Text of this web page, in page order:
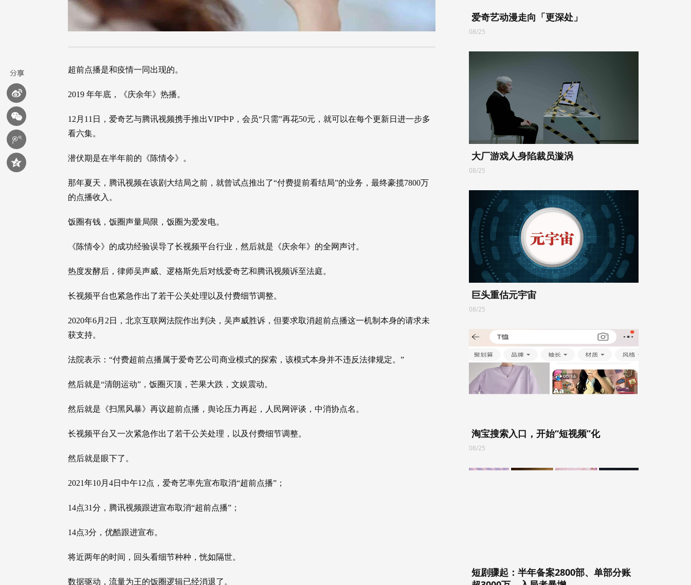
超前点播是和疫情一同出现的。
2019 年年底，《庆余年》热播。
12月11日，爱奇艺与腾讯视频携手推出VIP中P，会员“只需”再花50元，就可以在每个更新日进一步多
看六集。
潜伏期是在半年前的《陈情令》。
那年夏天，腾讯视频在该剧大结局之前，就曾试点推出了“付费提前看结局”的业务，最终豪揽7800万
的点播收入。
饭圈有钱，饭圈声量局限，饭圈为爱发电。
《陈情令》的成功经验误导了长视频平台行业，然后就是《庆余年》的全网声讨。
热度发酵后，律师吴声威、逻格斯先后对线爱奇艺和腾讯视频诉至法庭。
长视频平台也紧急作出了若干公关处理以及付费细节调整。
2020年6月2日，北京互联网法院作出判决，吴声威胜诉，但要求取消超前点播这一机制本身的请求未
获支持。
法院表示：“付费超前点播属于爱奇艺公司商业模式的探索，该模式本身并不违反法律规定。”
然后就是“清朗运动”，饭圈灭顶，芒果大跌，文娱震动。
然后就是《扫黑风暴》再议超前点播，舆论压力再起，人民网评谈，中消协点名。
长视频平台又一次紧急作出了若干公关处理，以及付费细节调整。
然后就是眼下了。
2021年10月4日中午12点，爱奇艺率先宣布取消“超前点播”；
14点31分，腾讯视频跟进宣布取消“超前点播”；
14点3分，优酷跟进宣布。
将近两年的时间，回头看细节种种，恍如隔世。
数据驱动，流量为王的饭圈逻辑已经消退了。
爱奇艺动漫走向「更深处」
08/25
大厂游戏人身陷裁员漩涡
08/25
巨头重估元宇宙
08/25
淘宝搜索入口，开始“短视频”化
08/25
短剧骤起：半年备案2800部、单部分账